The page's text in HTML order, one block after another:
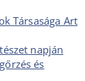
Társasága Art
napján
és